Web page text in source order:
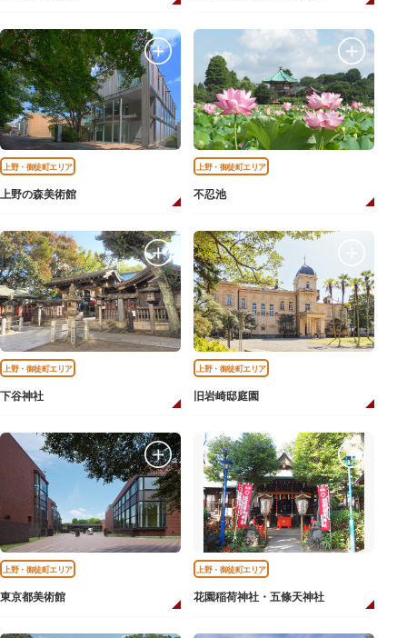
上野・御徒町エリア
上野の森美術館
上野・御徒町エリア
不忍池
上野・御徒町エリア
下谷神社
上野・御徒町エリア
旧岩崎邸庭園
上野・御徒町エリア
東京都美術館
上野・御徒町エリア
花園稲荷神社・五條天神社